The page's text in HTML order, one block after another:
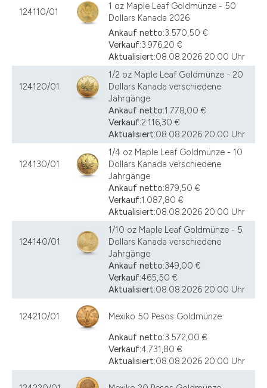
124110/01
1 oz Maple Leaf Goldmünze - 50
Dollars Kanada 2026
Ankauf netto:3.570,50 €
Verkauf:3.976,20 €
Aktualisiert:08.08.2026 20:00 Uhr
124120/01
1/2 oz Maple Leaf Goldmünze - 20
Dollars Kanada verschiedene
Jahrgänge
Ankauf netto:1.778,00 €
Verkauf:2.116,30 €
Aktualisiert:08.08.2026 20:00 Uhr
124130/01
1/4 oz Maple Leaf Goldmünze - 10
Dollars Kanada verschiedene
Jahrgänge
Ankauf netto:879,50 €
Verkauf:1.087,80 €
Aktualisiert:08.08.2026 20:00 Uhr
124140/01
1/10 oz Maple Leaf Goldmünze - 5
Dollars Kanada verschiedene
Jahrgänge
Ankauf netto:349,00 €
Verkauf:465,50 €
Aktualisiert:08.08.2026 20:00 Uhr
124210/01
Mexiko 50 Pesos Goldmünze
Ankauf netto:3.572,00 €
Verkauf:4.731,80 €
Aktualisiert:08.08.2026 20:00 Uhr